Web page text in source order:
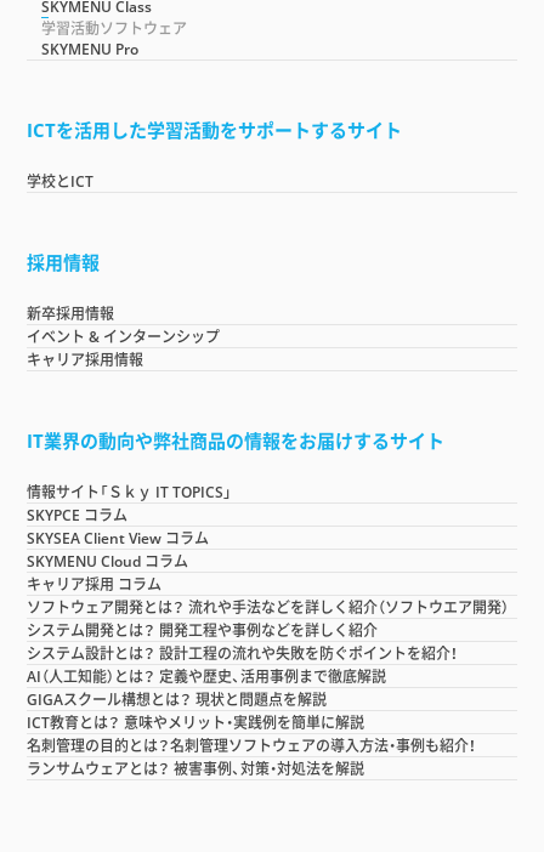
SKYMENU Class
学習活動ソフトウェア
SKYMENU Pro
ICTを活用した学習活動をサポートするサイト
学校とICT
採用情報
新卒採用情報
イベント & インターンシップ
キャリア採用情報
IT業界の動向や弊社商品の情報をお届けするサイト
情報サイト「Ｓｋｙ IT TOPICS」
SKYPCE コラム
SKYSEA Client View コラム
SKYMENU Cloud コラム
キャリア採用 コラム
ソフトウェア開発とは？ 流れや手法などを詳しく紹介（ソフトウエア開発）
システム開発とは？ 開発工程や事例などを詳しく紹介
システム設計とは？ 設計工程の流れや失敗を防ぐポイントを紹介！
AI（人工知能）とは？ 定義や歴史、活用事例まで徹底解説
GIGAスクール構想とは？ 現状と問題点を解説
ICT教育とは？ 意味やメリット・実践例を簡単に解説
名刺管理の目的とは？名刺管理ソフトウェアの導入方法・事例も紹介！
ランサムウェアとは？ 被害事例、対策・対処法を解説